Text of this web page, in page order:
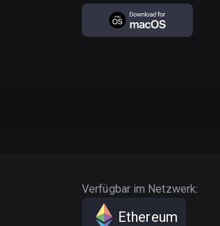
Verfügbar im Netzwerk:
Ethereum